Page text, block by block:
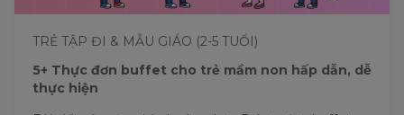
TRẺ TẬP ĐI & MẪU GIÁO (2-5 TUỔI)
5+ Thực đơn buffet cho trẻ mầm non hấp dẫn, dễ
thực hiện